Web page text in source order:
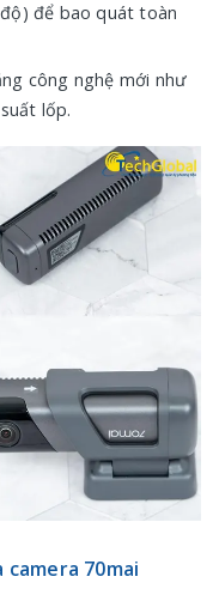
để bao quát toàn
công nghệ mới như
lốp.
70mai